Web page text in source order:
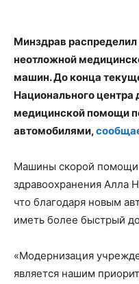
Минздрав распределил
неотложной
машин. До конца
Национального центра
медицинской помощи
автомобилями,
Машины скорой помощи
здравоохранения Алла
что благодаря новым
иметь более быстрый
«Модернизация
является нашим